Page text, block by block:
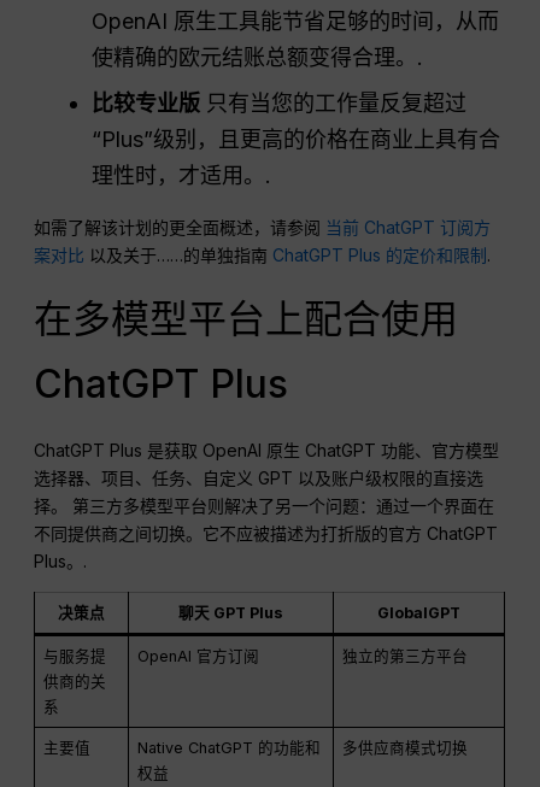
OpenAI 原生工具能节省足够的时间，从而
使精确的欧元结账总额变得合理。.
比较专业版 只有当您的工作量反复超过
“Plus”级别，且更高的价格在商业上具有合
理性时，才适用。.
如需了解该计划的更全面概述，请参阅 当前 ChatGPT 订阅方
案对比 以及关于……的单独指南 ChatGPT Plus 的定价和限制 .
在多模型平台上配合使用
ChatGPT Plus
ChatGPT Plus 是获取 OpenAI 原生 ChatGPT 功能、官方模型
选择器、项目、任务、自定义 GPT 以及账户级权限的直接选
择。 第三方多模型平台则解决了另一个问题：通过一个界面在
不同提供商之间切换。它不应被描述为打折版的官方 ChatGPT
Plus。.
决策点 聊天 GPT Plus GlobalGPT
与服务提
供商的关
系
OpenAI 官方订阅 独立的第三方平台
主要值
Native ChatGPT 的功能和
权益
多供应商模式切换